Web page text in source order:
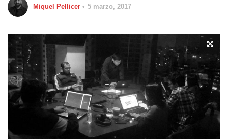
Miquel Pellicer 5 marzo, 2017